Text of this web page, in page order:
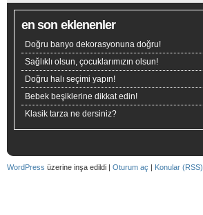
en son eklenenler
Doğru banyo dekorasyonuna doğru!
Sağlıklı olsun, çocuklarımızın olsun!
Doğru halı seçimi yapın!
Bebek beşiklerine dikkat edin!
Klasik tarza ne dersiniz?
WordPress üzerine inşa edildi | Oturum aç | Konular (RSS)